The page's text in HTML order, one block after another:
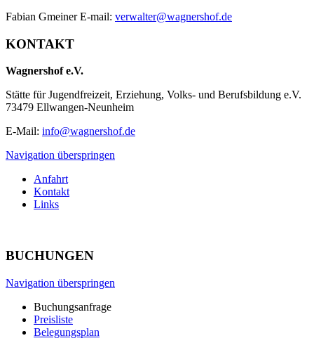
Fabian Gmeiner E-mail: verwalter@wagnershof.de
KONTAKT
Wagnershof e.V.
Stätte für Jugendfreizeit, Erziehung, Volks- und Berufsbildung e.V.
73479 Ellwangen-Neunheim
E-Mail: info@wagnershof.de
Navigation überspringen
Anfahrt
Kontakt
Links
BUCHUNGEN
Navigation überspringen
Buchungsanfrage
Preisliste
Belegungsplan